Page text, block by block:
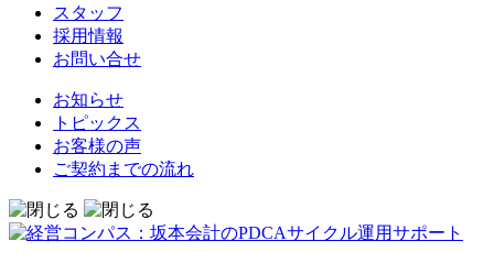
スタッフ
採用情報
お問い合せ
お知らせ
トピックス
お客様の声
ご契約までの流れ